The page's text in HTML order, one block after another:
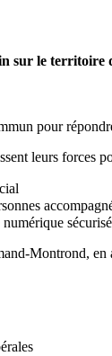
sur le
pour
leurs forces
Montrond, en